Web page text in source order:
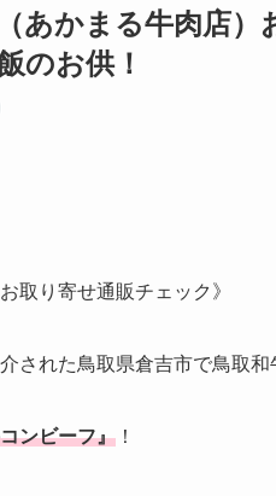
あかまる牛肉店
のお供！
取り寄せ通販チェック》
された鳥取県倉吉市で鳥取和
ンビーフ』 ！